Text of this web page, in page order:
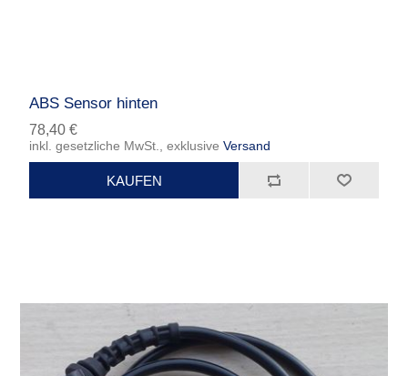
ABS Sensor hinten
78,40 €
inkl. gesetzliche MwSt., exklusiveVersand